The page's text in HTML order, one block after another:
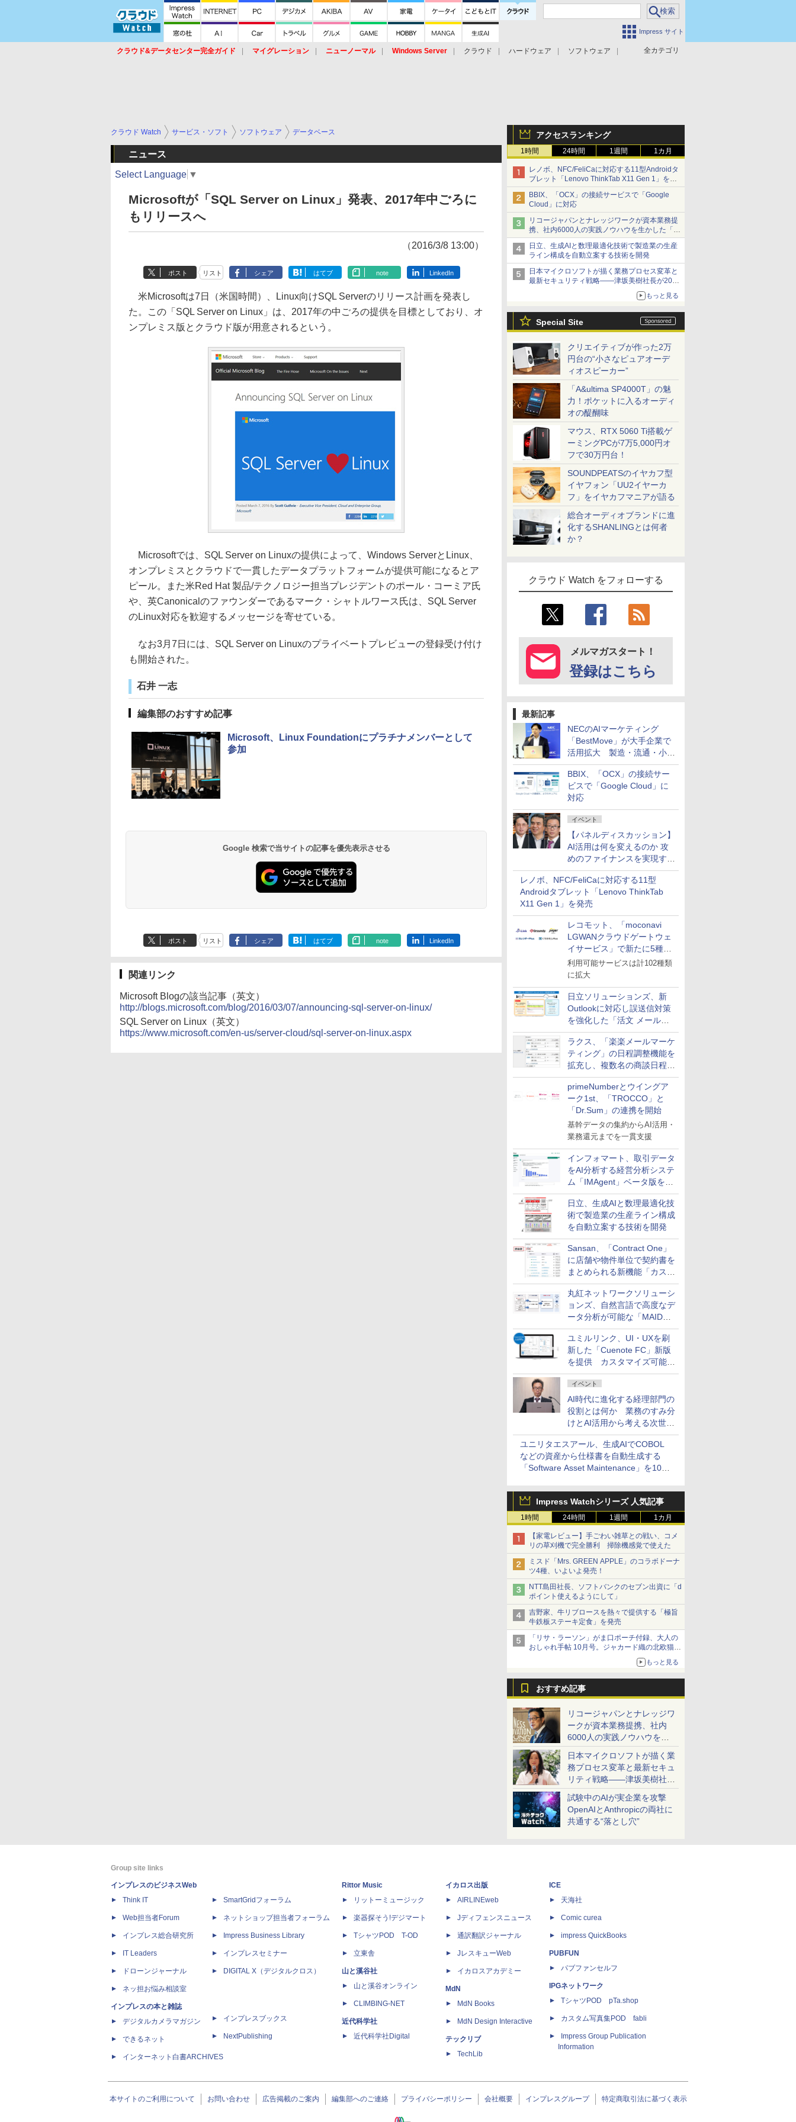
Impress サイト
全カテゴリ
クラウド&データセンター完全ガイド マイグレーション ニューノーマル Windows Server クラウド ハードウェア
ソフトウェア
アクセスランキング
1時間 24時間 1週間 1カ月
レノボ、NFC/FeliCaに対応する11型Androidタ
ブレット「Lenovo ThinkTab X11 Gen 1」を発
売
BBIX、「OCX」の接続サービスで「Google
Cloud」に対応
リコージャパンとナレッジワークが資本業務提
携、社内6000人の実践ノウハウを生かした「AI
商談記録 for RICOH」を展開へ
日立、生成AIと数理最適化技術で製造業の生産
ライン構成を自動立案する技術を開発
日本マイクロソフトが描く業務プロセス変革と
最新セキュリティ戦略――津坂美樹社長が2027
もっと見る
Special Site
クリエイティブが作った2万
円台の“小さなピュアオーデ
ィオスピーカー”
「A&ultima SP4000T」の魅
力！ポケットに入るオーディ
オの醍醐味
マウス、RTX 5060 Ti搭載ゲ
ーミングPCが7万5,000円オ
フで30万円台！
SOUNDPEATSのイヤカフ型
イヤフォン「UU2イヤーカ
フ」をイヤカフマニアが語る
総合オーディオブランドに進
化するSHANLINGとは何者
か？
クラウド Watch をフォローする
メルマガスタート！
登録はこちら
最新記事
NECのAIマーケティング
「BestMove」が大手企業で
活用拡大 製造・流通・小売
企業・広告代理店などが実装
フェーズへ
BBIX、「OCX」の接続サー
ビスで「Google Cloud」に
対応
イベント
【パネルディスカッション】
AI活用は何を変えるのか 攻
めのファイナンスを実現する
業務設計とマインドセット変
革
レノボ、NFC/FeliCaに対応する11型
Androidタブレット「Lenovo ThinkTab
X11 Gen 1」を発売
レコモット、「moconavi
LGWANクラウドゲートウェ
イサービス」で新たに5種類
のサービスと連携開始
利用可能サービスは計102種類
に拡大
日立ソリューションズ、新
Outlookに対応し誤送信対策
を強化した「活文 メール誤
送信防止アドインサービス」
を提供
ラクス、「楽楽メールマーケ
ティング」の日程調整機能を
拡充し、複数名の商談日程調
整を効率化
primeNumberとウイングア
ーク1st、「TROCCO」と
「Dr.Sum」の連携を開始
基幹データの集約からAI活用・
業務還元までを一貫支援
インフォマート、取引データ
をAI分析する経営分析システ
ム「IMAgent」ベータ版を提
供
日立、生成AIと数理最適化技
術で製造業の生産ライン構成
を自動立案する技術を開発
Sansan、「Contract One」
に店舗や物件単位で契約書を
まとめられる新機能「カスタ
ム契約ツリー」を追加
丸紅ネットワークソリューシ
ョンズ、自然言語で高度なデ
ータ分析が可能な「MAIDOA
AI ASSIST」を9月より提供
ユミルリンク、UI・UXを刷
新した「Cuenote FC」新版
を提供 カスタマイズ可能な
ダッシュボード画面を搭載
イベント
AI時代に進化する経理部門の
役割とは何か 業務のすみ分
けとAI活用から考える次世代
ファイナンス戦略
ユニリタエスアール、生成AIでCOBOL
などの資産から仕様書を自動生成する
「Software Asset Maintenance」を10月
Impress Watchシリーズ 人気記事
1時間 24時間 1週間 1カ月
【家電レビュー】手ごわい雑草との戦い、コメ
リの草刈機で完全勝利 掃除機感覚で使えた
ミスド「Mrs. GREEN APPLE」のコラボドーナ
ツ4種、いよいよ発売！
NTT島田社長、ソフトバンクのセブン出資に「d
ポイント使えるようにして」
吉野家、牛リブロースを熱々で提供する「極旨
牛鉄板ステーキ定食」を発売
「リサ・ラーソン」がま口ポーチ付録、大人の
おしゃれ手帖 10月号。ジャカード織の北欧猫デ
もっと見る
おすすめ記事
リコージャパンとナレッジワ
ークが資本業務提携、社内
6000人の実践ノウハウを生
かした「AI商談記録 for
RICOH」を展開へ
日本マイクロソフトが描く業
務プロセス変革と最新セキュ
リティ戦略――津坂美樹社長
が2027年度戦略を説明
試験中のAIが実企業を攻撃
OpenAIとAnthropicの両社に
共通する“落とし穴”
クラウド Watch サービス・ソフト ソフトウェア データベース
ニュース
Select Language ▼
Microsoftが「SQL Server on Linux」発表、2017年中ごろに
もリリースへ
（2016/3/8 13:00）
ポスト リスト シェア はてブ note LinkedIn
米Microsoftは7日（米国時間）、Linux向けSQL Serverのリリース計画を発表し
た。この「SQL Server on Linux」は、2017年の中ごろの提供を目標としており、オ
ンプレミス版とクラウド版が用意されるという。
Microsoftでは、SQL Server on Linuxの提供によって、Windows ServerとLinux、
オンプレミスとクラウドで一貫したデータプラットフォームが提供可能になるとア
ピール。また米Red Hat 製品/テクノロジー担当プレジデントのポール・コーミア氏
や、英Canonicalのファウンダーであるマーク・シャトルワース氏は、SQL Server
のLinux対応を歓迎するメッセージを寄せている。
なお3月7日には、SQL Server on Linuxのプライベートプレビューの登録受け付け
も開始された。
石井 一志
編集部のおすすめ記事
Microsoft、Linux Foundationにプラチナメンバーとして
参加
Google 検索で当サイトの記事を優先表示させる
ポスト リスト シェア はてブ note LinkedIn
関連リンク
Microsoft Blogの該当記事（英文）
http://blogs.microsoft.com/blog/2016/03/07/announcing-sql-server-on-linux/
SQL Server on Linux（英文）
https://www.microsoft.com/en-us/server-cloud/sql-server-on-linux.aspx
Group site links
インプレスのビジネスWeb
Think IT
Web担当者Forum
インプレス総合研究所
IT Leaders
ドローンジャーナル
ネッ担お悩み相談室
インプレスの本と雑誌
デジタルカメラマガジン
できるネット
インターネット白書ARCHIVES
SmartGridフォーラム
ネットショップ担当者フォーラム
Impress Business Library
インプレスセミナー
DIGITAL X（デジタルクロス）
インプレスブックス
NextPublishing
Rittor Music
リットーミュージック
楽器探そう!デジマート
TシャツPOD T-OD
立東舎
山と溪谷社
山と溪谷オンライン
CLIMBING-NET
近代科学社
近代科学社Digital
イカロス出版
AIRLINEweb
Jディフェンスニュース
通訳翻訳ジャーナル
JレスキューWeb
イカロスアカデミー
MdN
MdN Books
MdN Design Interactive
テックリブ
TechLib
ICE
天海社
Comic curea
impress QuickBooks
PUBFUN
パブファンセルフ
IPGネットワーク
TシャツPOD pTa.shop
カスタム写真集POD fabli
Impress Group Publication
Information
本サイトのご利用について お問い合わせ 広告掲載のご案内 編集部へのご連絡 プライバシーポリシー 会社概要 インプレスグループ 特定商取引法に基づく表示